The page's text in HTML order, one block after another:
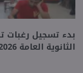
بدء تسجيل رغبات
الثانوية العامة 2026